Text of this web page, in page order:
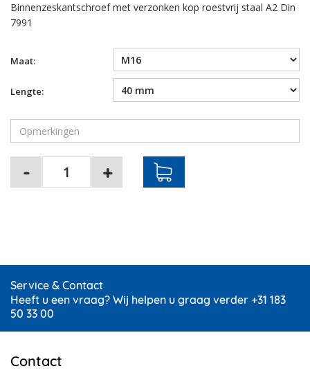
Binnenzeskantschroef met verzonken kop roestvrij staal A2 Din
7991
Maat:
Lengte:
Service & Contact
Heeft u een vraag? Wij helpen u graag verder +31 183
50 33 00
Contact